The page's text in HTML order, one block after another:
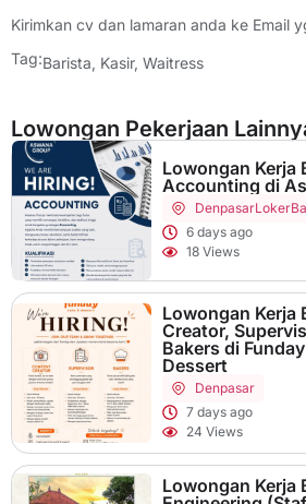
Kirimkan cv dan lamaran anda ke Email
Tag:Barista, Kasir, Waitress
Lowongan Pekerjaan
Lowongan Kerja
Accounting di
Denpasar
6 days ago
18 Views
Lowongan Kerja
Creator,
Bakers di
Dessert
Denpasar
7 days ago
24 Views
Lowongan Kerja